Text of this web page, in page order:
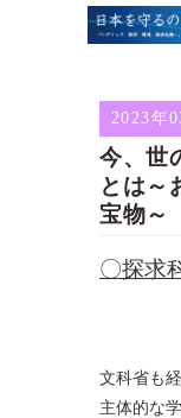
2023年
今、世
とは～
宝物～
〇探求
文科省も
主体的な